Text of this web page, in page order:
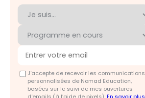
J'accepte de recevoir les communications
personnalisées de Nomad Education,
basées sur le suivi de mes ouvertures
d'emails (à l’aide de pixels).En savoir plus